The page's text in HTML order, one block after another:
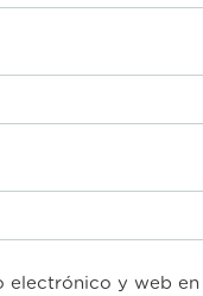
electrónico y web